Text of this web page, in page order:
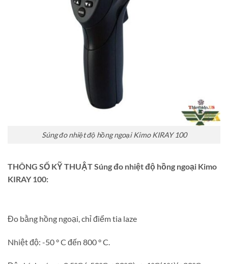
Súng đo nhiệt độ hồng ngoại Kimo KIRAY 100
THÔNG SỐ KỸ THUẬT Súng đo nhiệt độ hồng ngoại Kimo
KIRAY 100:
Đo bằng hồng ngoại, chỉ điểm tia laze
Nhiệt độ: -50 ° C đến 800 ° C.